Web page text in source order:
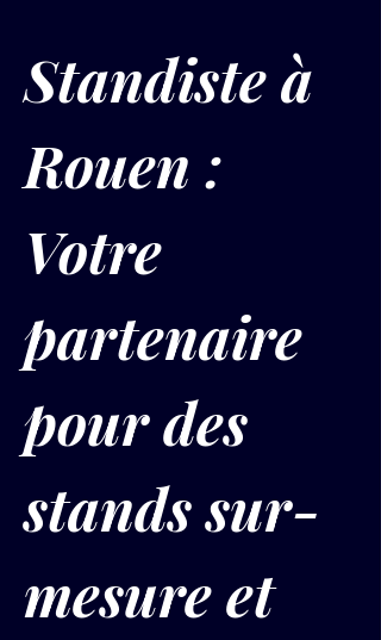
Standiste à
Rouen :
Votre
partenaire
pour des
stands sur-
mesure et